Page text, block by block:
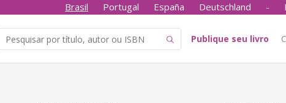
Brasil Portugal España Deutschland -
Publique seu livro